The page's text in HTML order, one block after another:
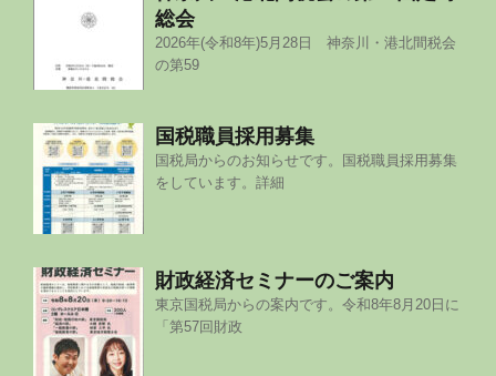
総会
2026年(令和8年)5月28日 神奈川・港北間税会
の第59
国税職員採用募集
国税局からのお知らせです。国税職員採用募集
をしています。詳細
財政経済セミナーのご案内
東京国税局からの案内です。令和8年8月20日に
「第57回財政